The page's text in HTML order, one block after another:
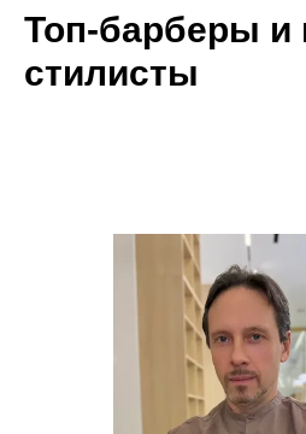
Топ-барберы и
стилисты